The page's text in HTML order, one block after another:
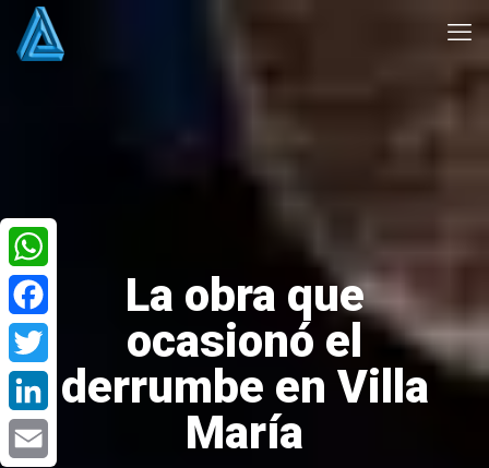
La obra que
ocasionó el
derrumbe en Villa
María
WhatsApp
Facebook
Twitter
LinkedIn